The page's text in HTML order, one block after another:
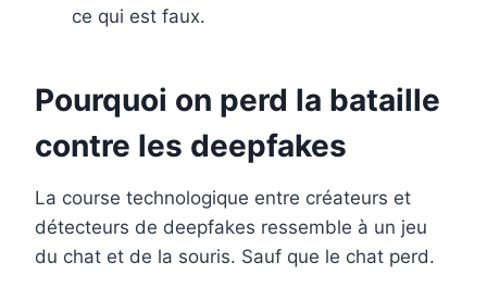
ce qui est faux.
Pourquoi on perd la bataille
contre les deepfakes
La course technologique entre créateurs et
détecteurs de deepfakes ressemble à un jeu
du chat et de la souris. Sauf que le chat perd.